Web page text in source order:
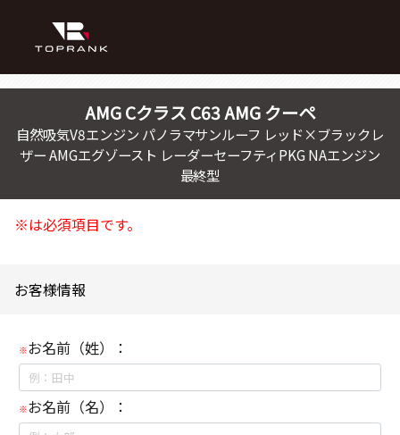
AMGCクラス C63 AMG クーペ
自然吸気V8エンジン パノラマサンルーフ レッド×ブラックレ
ザー AMGエグゾースト レーダーセーフティPKG NAエンジン
最終型
※は必須項目です。
お客様情報
※お名前（姓）：
※お名前（名）：